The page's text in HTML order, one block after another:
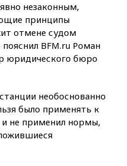
незаконным,
принципы
отмене судом
BFM.ru Роман
юридического бюро
необоснованно
было применять к
не применил нормы,